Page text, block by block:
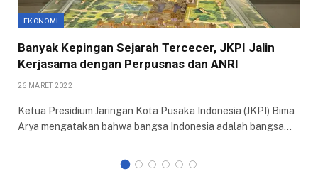
EKONOMI
Banyak Kepingan Sejarah Tercecer, JKPI Jalin
Kerjasama dengan Perpusnas dan ANRI
26 MARET 2022
Ketua Presidium Jaringan Kota Pusaka Indonesia (JKPI) Bima
Arya mengatakan bahwa bangsa Indonesia adalah bangsa…